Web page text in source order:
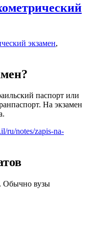
экзамен,
паспорт или
На экзамен
ru/notes/zapis-na-
Обычно вузы